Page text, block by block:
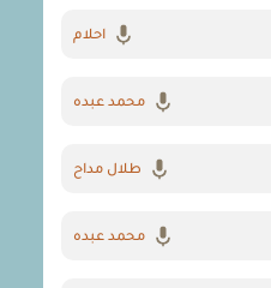
احلام
محمد عبده
طلال مداح
محمد عبده